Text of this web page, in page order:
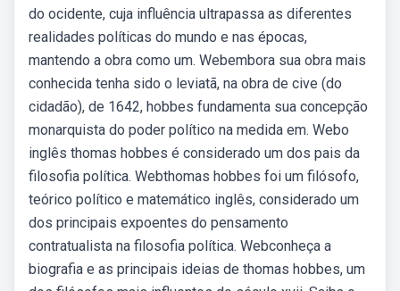
do ocidente, cuja influência ultrapassa as diferentes
realidades políticas do mundo e nas épocas,
mantendo a obra como um. Webembora sua obra mais
conhecida tenha sido o leviatã, na obra de cive (do
cidadão), de 1642, hobbes fundamenta sua concepção
monarquista do poder político na medida em. Webo
inglês thomas hobbes é considerado um dos pais da
filosofia política. Webthomas hobbes foi um filósofo,
teórico político e matemático inglês, considerado um
dos principais expoentes do pensamento
contratualista na filosofia política. Webconheça a
biografia e as principais ideias de thomas hobbes, um